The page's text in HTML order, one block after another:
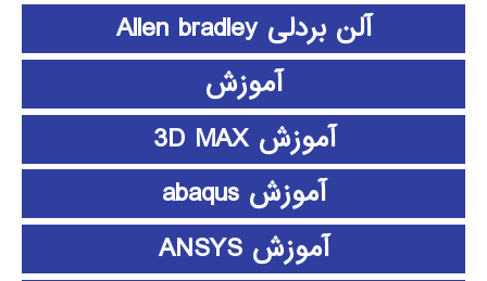
آلن بردلی Allen bradley
آموزش
آموزش 3D MAX
آموزش abaqus
آموزش ANSYS